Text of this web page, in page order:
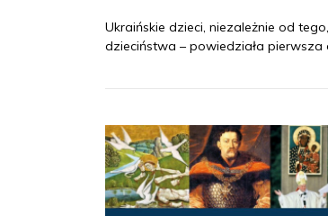
Ukraińskie dzieci, niezależnie od
dzieciństwa – powiedziała pierwsza